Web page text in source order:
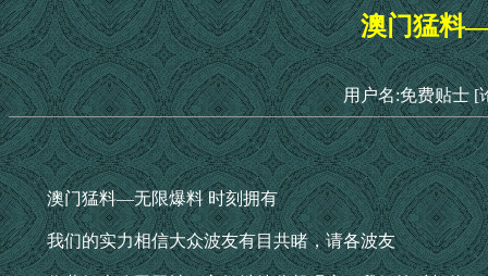
澳门猛料
用户名:免费贴士 [
澳门猛料—无限爆料 时刻拥有
我们的实力相信大众波友有目共睹，请各波友